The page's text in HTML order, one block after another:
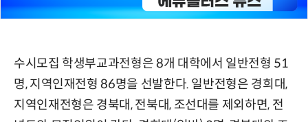
수시모집 학생부교과전형은 8개 대학에서 일반전형 51
명, 지역인재전형 86명을 선발한다. 일반전형은 경희대,
지역인재전형은 경북대, 전북대, 조선대를 제외하면, 전